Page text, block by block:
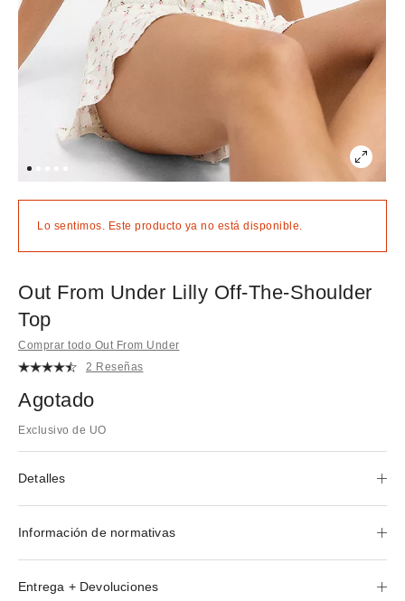
Lo sentimos. Este producto ya no está disponible.
Out From Under Lilly Off-The-Shoulder
Top
Comprar todo Out From Under
2 Reseñas
Agotado
Exclusivo de UO
Detalles
Información de normativas
Entrega + Devoluciones